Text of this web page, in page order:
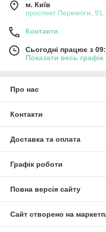
м. Київ
проспект Перемоги, 91,
Контакти
Сьогодні працює з
Показати весь
Про нас
Контакти
Доставка та оплата
Графік роботи
Повна версія сайту
Сайт створено на